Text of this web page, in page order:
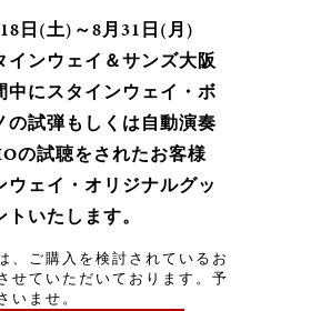
日(土)～8月31日(月)
ンウェイ＆サンズ大阪
にスタインウェイ・ボ
の試弾もしくは自動演奏
の試聴をされたお客様
ウェイ・オリジナルグッ
いたします。
、ご購入を検討されているお
せていただいております。予
いませ。